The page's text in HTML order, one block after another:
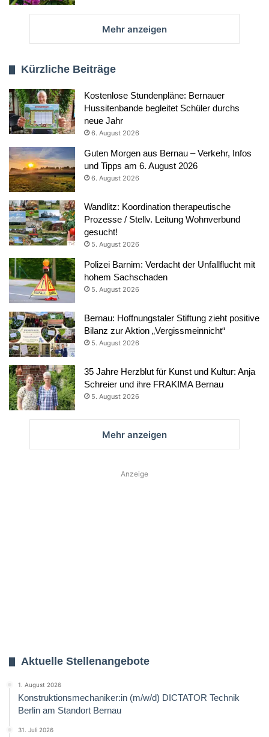
Mehr anzeigen
Kürzliche Beiträge
Kostenlose Stundenpläne: Bernauer
Hussitenbande begleitet Schüler durchs
neue Jahr
6. August 2026
Guten Morgen aus Bernau – Verkehr, Infos
und Tipps am 6. August 2026
6. August 2026
Wandlitz: Koordination therapeutische
Prozesse / Stellv. Leitung Wohnverbund
gesucht!
5. August 2026
Polizei Barnim: Verdacht der Unfallflucht mit
hohem Sachschaden
5. August 2026
Bernau: Hoffnungstaler Stiftung zieht positive
Bilanz zur Aktion „Vergissmeinnicht“
5. August 2026
35 Jahre Herzblut für Kunst und Kultur: Anja
Schreier und ihre FRAKIMA Bernau
5. August 2026
Mehr anzeigen
Anzeige
Aktuelle Stellenangebote
1. August 2026
Konstruktionsmechaniker:in (m/w/d) DICTATOR Technik
Berlin am Standort Bernau
31. Juli 2026